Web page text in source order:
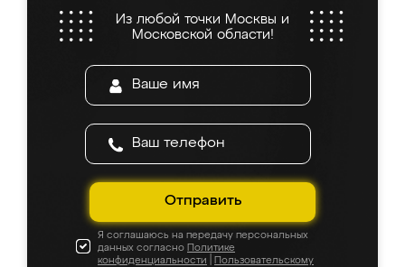
Из любой точки Москвы и
Московской области!
Отправить
Я соглашаюсь на передачу персональных
данных согласно Политике
конфиденциальности
Пользовательскому